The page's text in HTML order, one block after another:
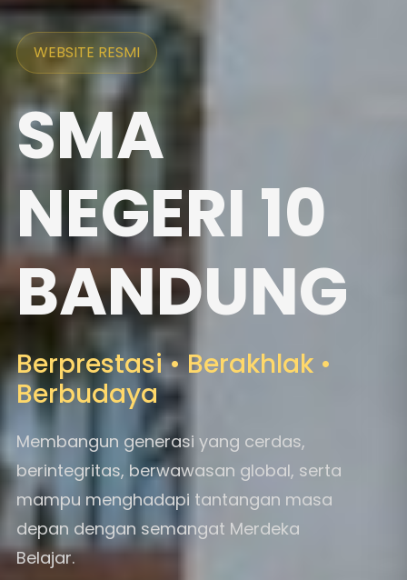
WEBSITE RESMI
SMA
NEGERI 10
BANDUNG
Berprestasi • Berakhlak •
Berbudaya
Membangun generasi yang cerdas,
berintegritas, berwawasan global, serta
mampu menghadapi tantangan masa
depan dengan semangat Merdeka
Belajar.